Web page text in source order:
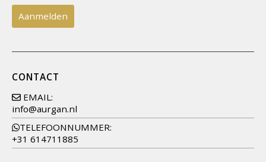
CONTACT
EMAIL:
info@aurgan.nl
TELEFOONNUMMER:
+31 614711885